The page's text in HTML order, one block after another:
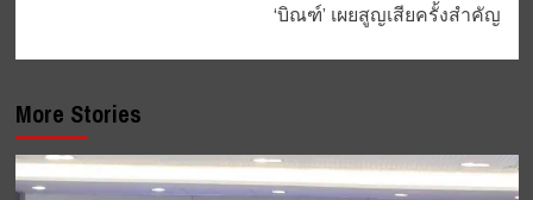
‘บิณฑ์’ เผยสูญเสียครั้งสำคัญ
More Stories